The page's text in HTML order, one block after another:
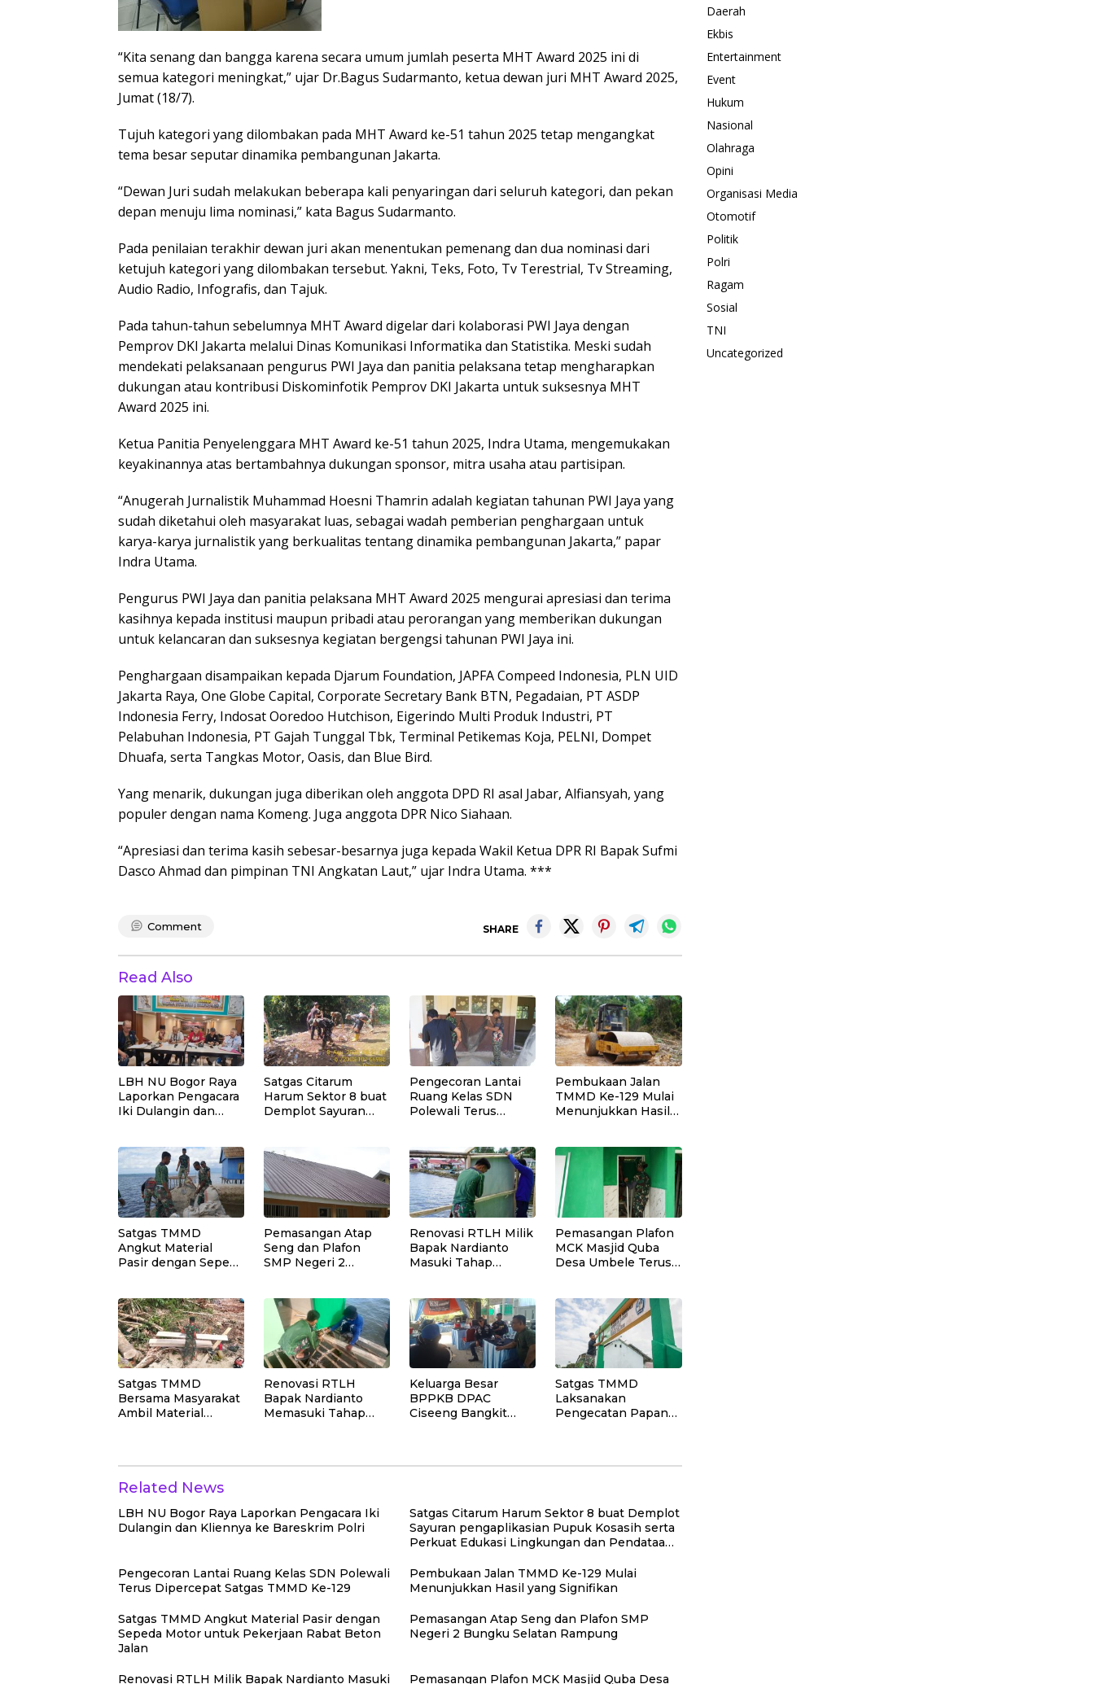
“Kita senang dan bangga karena secara umum jumlah peserta MHT Award 2025 ini di
semua kategori meningkat,” ujar Dr.Bagus Sudarmanto, ketua dewan juri MHT Award 2025,
Jumat (18/7).
Tujuh kategori yang dilombakan pada MHT Award ke-51 tahun 2025 tetap mengangkat
tema besar seputar dinamika pembangunan Jakarta.
“Dewan Juri sudah melakukan beberapa kali penyaringan dari seluruh kategori, dan pekan
depan menuju lima nominasi,” kata Bagus Sudarmanto.
Pada penilaian terakhir dewan juri akan menentukan pemenang dan dua nominasi dari
ketujuh kategori yang dilombakan tersebut. Yakni, Teks, Foto, Tv Terestrial, Tv Streaming,
Audio Radio, Infografis, dan Tajuk.
Pada tahun-tahun sebelumnya MHT Award digelar dari kolaborasi PWI Jaya dengan
Pemprov DKI Jakarta melalui Dinas Komunikasi Informatika dan Statistika. Meski sudah
mendekati pelaksanaan pengurus PWI Jaya dan panitia pelaksana tetap mengharapkan
dukungan atau kontribusi Diskominfotik Pemprov DKI Jakarta untuk suksesnya MHT
Award 2025 ini.
Ketua Panitia Penyelenggara MHT Award ke-51 tahun 2025, Indra Utama, mengemukakan
keyakinannya atas bertambahnya dukungan sponsor, mitra usaha atau partisipan.
“Anugerah Jurnalistik Muhammad Hoesni Thamrin adalah kegiatan tahunan PWI Jaya yang
sudah diketahui oleh masyarakat luas, sebagai wadah pemberian penghargaan untuk
karya-karya jurnalistik yang berkualitas tentang dinamika pembangunan Jakarta,” papar
Indra Utama.
Pengurus PWI Jaya dan panitia pelaksana MHT Award 2025 mengurai apresiasi dan terima
kasihnya kepada institusi maupun pribadi atau perorangan yang memberikan dukungan
untuk kelancaran dan suksesnya kegiatan bergengsi tahunan PWI Jaya ini.
Penghargaan disampaikan kepada Djarum Foundation, JAPFA Compeed Indonesia, PLN UID
Jakarta Raya, One Globe Capital, Corporate Secretary Bank BTN, Pegadaian, PT ASDP
Indonesia Ferry, Indosat Ooredoo Hutchison, Eigerindo Multi Produk Industri, PT
Pelabuhan Indonesia, PT Gajah Tunggal Tbk, Terminal Petikemas Koja, PELNI, Dompet
Dhuafa, serta Tangkas Motor, Oasis, dan Blue Bird.
Yang menarik, dukungan juga diberikan oleh anggota DPD RI asal Jabar, Alfiansyah, yang
populer dengan nama Komeng. Juga anggota DPR Nico Siahaan.
“Apresiasi dan terima kasih sebesar-besarnya juga kepada Wakil Ketua DPR RI Bapak Sufmi
Dasco Ahmad dan pimpinan TNI Angkatan Laut,” ujar Indra Utama. ***
Comment SHARE
Read Also
LBH NU Bogor Raya
Laporkan Pengacara
Iki Dulangin dan
Satgas Citarum
Harum Sektor 8 buat
Demplot Sayuran
Perkuat Edukasi
Lingkungan dan
Pendataan Ternak di
Wilayah Binaan
Pengecoran Lantai
Ruang Kelas SDN
Polewali Terus
Pembukaan Jalan
TMMD Ke-129 Mulai
Menunjukkan Hasil
Satgas TMMD
Angkut Material
Pasir dengan Sepeda
Beton Jalan
Pemasangan Atap
Seng dan Plafon
SMP Negeri 2
Renovasi RTLH Milik
Bapak Nardianto
Masuki Tahap
Pemasangan Plafon
MCK Masjid Quba
Desa Umbele Terus
Satgas TMMD
Bersama Masyarakat
Ambil Material
Renovasi RTLH
Bapak Nardianto
Memasuki Tahap
Keluarga Besar
BPPKB DPAC
Ciseeng Bangkit
Satgas TMMD
Laksanakan
Pengecatan Papan
Related News
LBH NU Bogor Raya Laporkan Pengacara Iki
Dulangin dan Kliennya ke Bareskrim Polri
Satgas Citarum Harum Sektor 8 buat Demplot
Sayuran pengaplikasian Pupuk Kosasih serta
Perkuat Edukasi Lingkungan dan Pendataan
Pengecoran Lantai Ruang Kelas SDN Polewali
Terus Dipercepat Satgas TMMD Ke-129
Pembukaan Jalan TMMD Ke-129 Mulai
Menunjukkan Hasil yang Signifikan
Satgas TMMD Angkut Material Pasir dengan
Sepeda Motor untuk Pekerjaan Rabat Beton
Jalan
Pemasangan Atap Seng dan Plafon SMP
Negeri 2 Bungku Selatan Rampung
Renovasi RTLH Milik Bapak Nardianto Masuki Pemasangan Plafon MCK Masjid Quba Desa
Daerah
Ekbis
Entertainment
Event
Hukum
Nasional
Olahraga
Opini
Organisasi Media
Otomotif
Politik
Polri
Ragam
Sosial
TNI
Uncategorized